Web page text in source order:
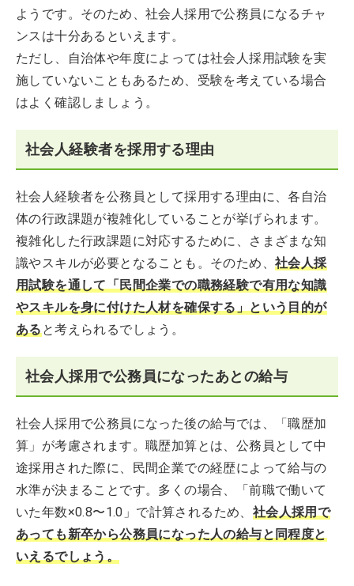
ようです。そのため、社会人採用で公務員になるチャ
ンスは十分あるといえます。
ただし、自治体や年度によっては社会人採用試験を実
施していないこともあるため、受験を考えている場合
はよく確認しましょう。
社会人経験者を採用する理由
社会人経験者を公務員として採用する理由に、各自治
体の行政課題が複雑化していることが挙げられます。
複雑化した行政課題に対応するために、さまざまな知
識やスキルが必要となることも。そのため、 社会人採
用試験を通して「民間企業での職務経験で有用な知識
やスキルを身に付けた人材を確保する」という目的が
あると考えられるでしょう。
社会人採用で公務員になったあとの給与
社会人採用で公務員になった後の給与では、「職歴加
算」が考慮されます。職歴加算とは、公務員として中
途採用された際に、民間企業での経歴によって給与の
水準が決まることです。多くの場合、「前職で働いて
いた年数×0.8〜1.0」で計算されるため、 社会人採用で
あっても新卒から公務員になった人の給与と同程度と
いえるでしょう。